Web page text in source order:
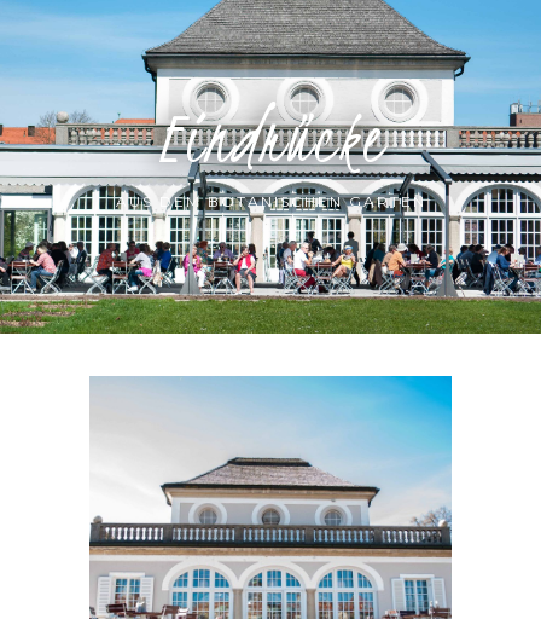
Eindrücke
AUS DEM BOTANISCHEN GARTEN